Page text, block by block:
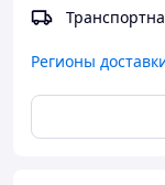
Регионы